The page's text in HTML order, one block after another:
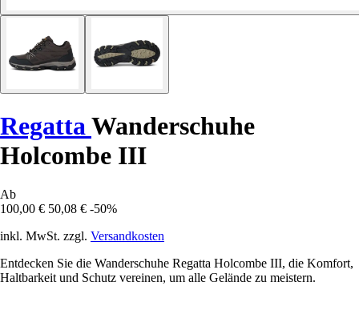
Regatta Wanderschuhe
Holcombe III
Ab
100,00 € 50,08 € -50%
inkl. MwSt. zzgl. Versandkosten
Entdecken Sie die Wanderschuhe Regatta Holcombe III, die Komfort,
Haltbarkeit und Schutz vereinen, um alle Gelände zu meistern.